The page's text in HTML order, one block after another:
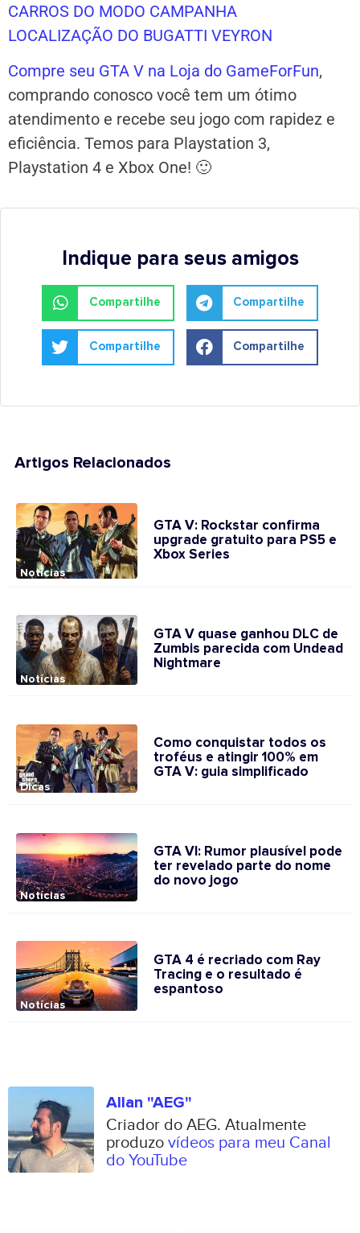
CARROS DO MODO CAMPANHA
LOCALIZAÇÃO DO BUGATTI VEYRON
Compre seu GTA V na Loja do GameForFun,
comprando conosco você tem um ótimo
atendimento e recebe seu jogo com rapidez e
eficiência. Temos para Playstation 3,
Playstation 4 e Xbox One! 🙂
Indique para seus amigos
Compartilhe Compartilhe
Compartilhe Compartilhe
Artigos Relacionados
Notícias
GTA V: Rockstar confirma
upgrade gratuito para PS5 e
Xbox Series
Notícias
GTA V quase ganhou DLC de
Zumbis parecida com Undead
Nightmare
Dicas
Como conquistar todos os
troféus e atingir 100% em
GTA V: guia simplificado
Notícias
GTA VI: Rumor plausível pode
ter revelado parte do nome
do novo jogo
Notícias
GTA 4 é recriado com Ray
Tracing e o resultado é
espantoso
Allan "AEG"
Criador do AEG. Atualmente
produzo vídeos para meu Canal
do YouTube